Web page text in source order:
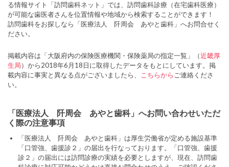
る情報サイト「訪問歯科ネット」では、訪問歯科診療（在宅歯科医療）
が可能な歯医者さんを位置情報や地域から検索することができます！
訪問歯科をお探しなら「医療法人 阡周会 あやと歯科」へお問合せく
ださい。
掲載内容は「大阪府内の保険医療機関・保険薬局の指定一覧」（近畿厚
生局）から2018年6月18日に取得したデータをもとにしています。掲
載内容に事実と異なる点がございましたら、
こちらから ご連絡くださ
い。
「医療法人 阡周会 あやと歯科」へお問い合わせいただ
く際の注意事項
「医療法人 阡周会 あやと歯科」は厚生労働省が定める施設基準
「口管強、歯援診２」の届出を行なっております。「口管強、歯援
診２」の届出には訪問診療の実績を必要としますが、現在、訪問歯